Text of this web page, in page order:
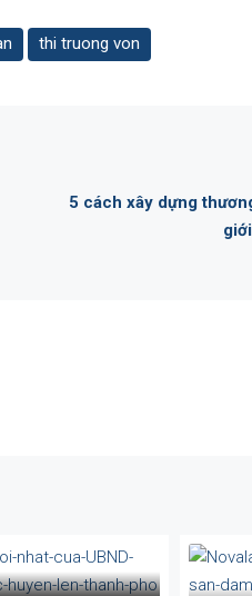
thi truong von
5 cách xây dựng